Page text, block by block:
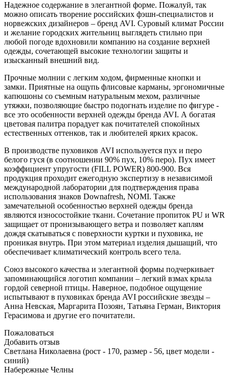
Надежное содержание в элегантной форме. Пожалуй, так
можно описать творение российских фэшн-специалистов и
норвежских дизайнеров – бренд AVI. Суровый климат России
и желание городских жительниц выглядеть стильно при
любой погоде вдохновили компанию на создание верхней
одежды, сочетающей высокие технологии защиты и
изысканный внешний вид.
Прочные молнии с легким ходом, фирменные кнопки и
замки. Приятные на ощупь флисовые карманы, эргономичные
капюшоны со съемным натуральным мехом, различные
утяжки, позволяющие быстро подогнать изделие по фигуре -
все это особенности верхней одежды бренда AVI. А богатая
цветовая палитра порадует как почитателей спокойных
естественных оттенков, так и любителей ярких красок.
В производстве пуховиков AVI используется пух и перо
белого гуся (в соотношении 90% пух, 10% перо). Пух имеет
коэффициент упругости (FILL POWER) 800-900. Вся
продукция проходит ежегодную экспертизу в независимой
международной лаборатории для подтверждения права
использования знаков Downafresh, NOMI. Также
замечательной особенностью верхней одежды бренда
являются износостойкие ткани. Сочетание пропиток PU и WR
защищает от пронизывающего ветра и позволяет каплям
дождя скатываться с поверхности куртки и пуховика, не
проникая внутрь. При этом материал изделия дышащий, что
обеспечивает климатический контроль всего тела.
Союз высокого качества и элегантной формы подчеркивает
запоминающийся логотип компании – легкий взмах крыла
гордой северной птицы. Наверное, подобное ощущение
испытывают в пуховиках бренда AVI российские звезды –
Анна Невская, Маргарита Позоян, Татьяна Герман, Виктория
Герасимова и другие его почитатели.
Пожаловаться
Добавить отзыв
Светлана Николаевна (рост - 170, размер - 56, цвет модели -
синий)
Набережные Челны